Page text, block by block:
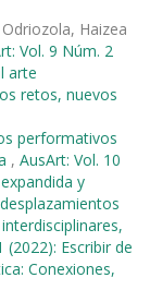
Haizea
Vol. 9 Núm. 2
arte
retos, nuevos
performativos
, AusArt: Vol. 10
y
(2022): Escribir de
Conexiones,